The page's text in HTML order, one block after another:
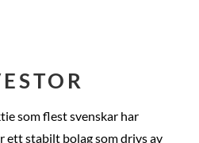
som flest svenskar har
ett stabilt bolag som drivs av